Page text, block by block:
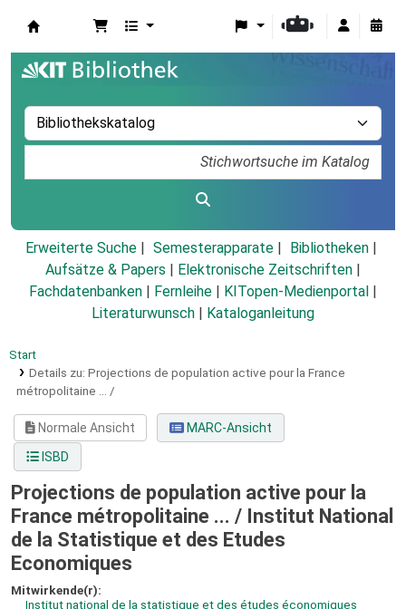
Erweiterte Suche Semesterapparate
Bibliotheken
Aufsätze & Papers
Elektronische Zeitschriften
Fachdatenbanken
Fernleihe KITopen-Medienportal
Literaturwunsch
Kataloganleitung
Start
Details zu: Projections de population active pour la France
métropolitaine ... /
Normale Ansicht
MARC-Ansicht
ISBD
Projections de population active pour la
France métropolitaine ... / Institut National
de la Statistique et des Etudes
Economiques
Mitwirkende(r):
Institut national de la statistique et des études économiques